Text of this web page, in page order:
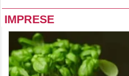
IMPRESE